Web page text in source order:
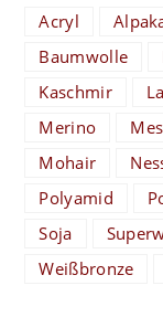
Acryl
Baumwolle
Kaschmir
Merino
Mohair
Polyamid
Soja
Weißbronze